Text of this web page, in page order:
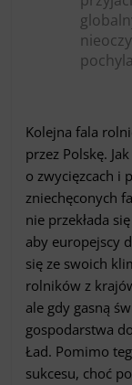
Kolejna fala
przez Polskę.
o zwycięzcach i
zniechęconych
nie przekłada
aby europejscy
się ze swoich
rolników z
ale gdy gasną
gospodarstwa
Ład. Pomimo
sukcesu, choć